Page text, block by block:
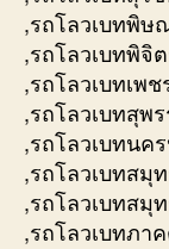
,รถโลวเบทพิษ
,รถโลวเบทพิจิ
,รถโลวเบทเพ
,รถโลวเบทสุพ
,รถโลวเบทนค
,รถโลวเบทสมุ
,รถโลวเบทสมุ
,รถโลวเบทภา